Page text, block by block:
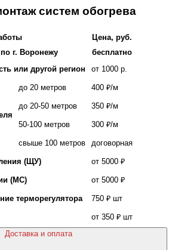
систем обогрева
Цена, руб.
г. Воронежу
бесплатно
или другой регион
от 1000 р.
до 20 метров 400 ₽/м
до 20-50 метров 350 ₽/м
50-100 метров 300 ₽/м
свыше 100 метров договорная
(ЩУ) от 5000 ₽
(МС) от 5000 ₽
терморегулятора 750 ₽ шт
от 350 ₽ шт
Доставка и оплата